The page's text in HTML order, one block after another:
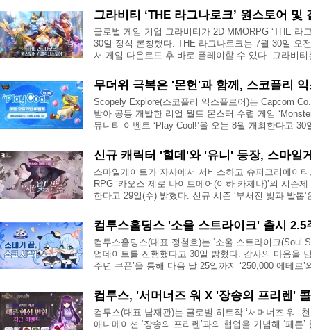
그라비티 ‘THE 라그나로크’ 원스토어 및
글로벌 게임 기업 그라비티가 2D MMORPG ‘THE 라
30일 정식 론칭했다. THE 라그나로크는 7월 30일 오
서 게임 다운로드 후 바로 플레이할 수 있다. 그라비
무더위 극복은 '몬헌'과 함께, 스코플리
Scopely Explore(스코플리 익스플로어)는 Capcom
받아 공동 개발한 리얼 월드 몬스터 수렵 게임
뮤니티 이벤트 ‘Play Cool!’을 오는 8월 개최한다고
신규 캐릭터 '힐데'와 '유니' 등장, 스마일
스마일게이트가 자사에서 서비스하고 슈퍼크리에이
RPG ‘카오스 제로 나이트메어(이하 카제나)’의 시즌
한다고 29일(수) 밝혔다. 신규 시즌 ‘부서진 빛과 발톱
컴투스홀딩스 '소울 스트라이크' 출시
컴투스홀딩스(대표 정철호)는 ‘소울 스트라이크(Soul
업데이트를 진행했다고 30일 밝혔다. 감사의 마음을
주년 쿠폰’을 통해 다음 달 25일까지 ‘250,000 에테르’
컴투스, '서머너즈 워 X '장송의 프리렌'
컴투스(대표 남재관)는 글로벌 히트작 ‘서머너즈 워:
애니메이션 ‘장송의 프리렌’과의 협업을 기념해 ‘페